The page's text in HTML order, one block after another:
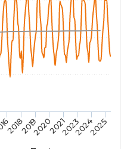
2018201920202021202320242025